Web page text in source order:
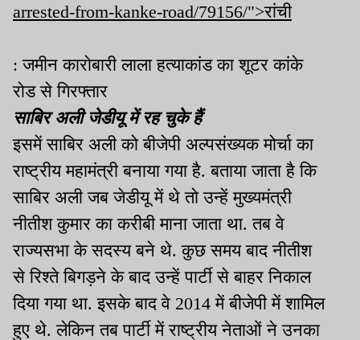
arrested-from-kanke-road/79156/">रांची
: जमीन कारोबारी लाला हत्याकांड का शूटर कांके
रोड से गिरफ्तार
साबिर अली जेडीयू में रह चुके हैं
इसमें साबिर अली को बीजेपी अल्पसंख्यक मोर्चा का
राष्ट्रीय महामंत्री बनाया गया है. बताया जाता है कि
साबिर अली जब जेडीयू में थे तो उन्हें मुख्यमंत्री
नीतीश कुमार का करीबी माना जाता था. तब वे
राज्यसभा के सदस्य बने थे. कुछ समय बाद नीतीश
से रिश्ते बिगड़ने के बाद उन्हें पार्टी से बाहर निकाल
दिया गया था. इसके बाद वे 2014 में बीजेपी में शामिल
हुए थे. लेकिन तब पार्टी में राष्ट्रीय नेताओं ने उनका